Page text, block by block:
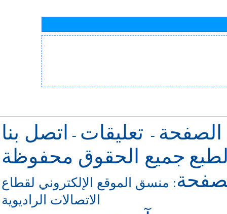
الصفحة - تعليقات -
اتصل بنا
جميع الحقوق محفوظة
: منسق الموقع الإلكتروني لقطاع
الاتصالات الراديوية